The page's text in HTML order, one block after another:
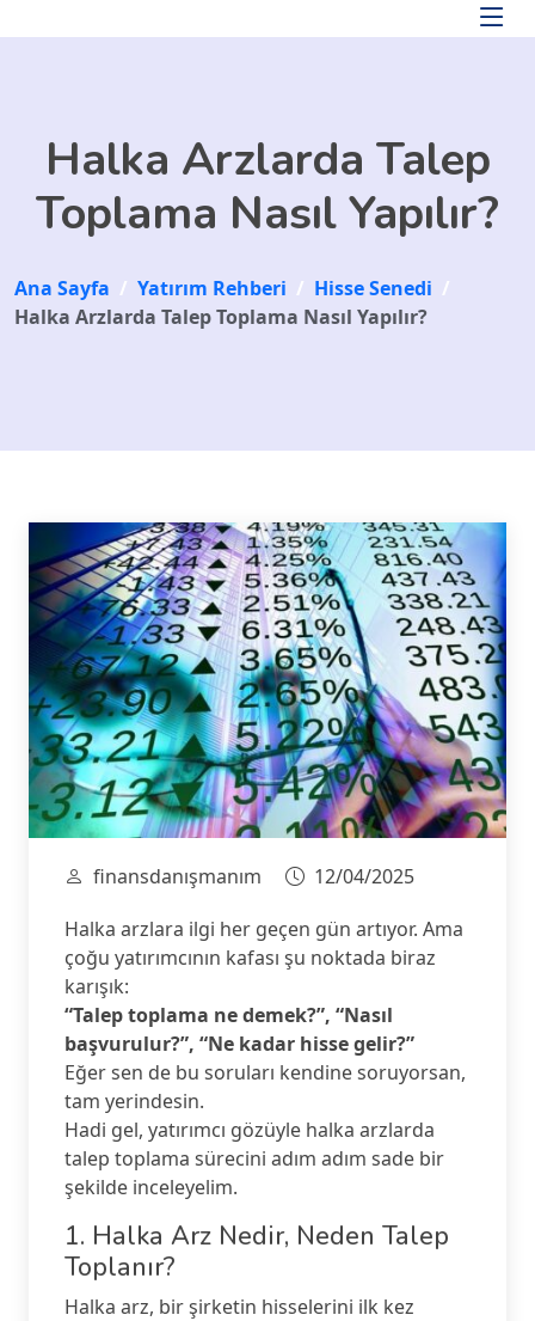
Halka Arzlarda Talep
Toplama Nasıl Yapılır?
Ana Sayfa / Yatırım Rehberi / Hisse Senedi /
Halka Arzlarda Talep Toplama Nasıl Yapılır?
finansdanışmanım
12/04/2025
Halka arzlara ilgi her geçen gün artıyor. Ama
çoğu yatırımcının kafası şu noktada biraz
karışık:
“Talep toplama ne demek?”, “Nasıl
başvurulur?”, “Ne kadar hisse gelir?”
Eğer sen de bu soruları kendine soruyorsan,
tam yerindesin.
Hadi gel, yatırımcı gözüyle halka arzlarda
talep toplama sürecini adım adım sade bir
şekilde inceleyelim.
1. Halka Arz Nedir, Neden Talep
Toplanır?
Halka arz, bir şirketin hisselerini ilk kez